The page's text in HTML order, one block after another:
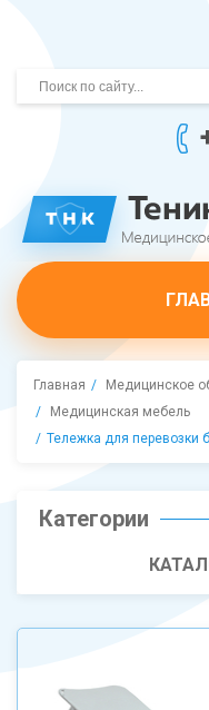
Главная
Медицинское
Медицинская мебель
Тележка для перевозки
Категории